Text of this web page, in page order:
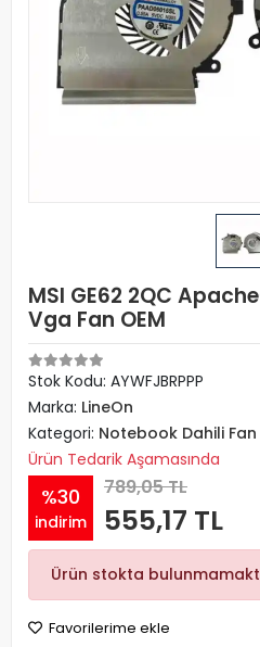
MSI GE62 2QC
Vga Fan OEM
Stok Kodu: AYWFJBRPPP
Marka: LineOn
Kategori: Notebook Dahili Fan
Ürün Tedarik Aşamasında
%30
indirim
789,05 TL
555,17 TL
Ürün stokta
Favorilerime ekle